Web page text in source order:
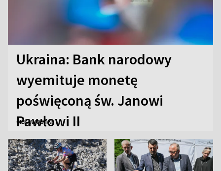
Ukraina: Bank narodowy
wyemituje monetę
poświęconą św. Janowi
Pawłowi II
CIEKAWOSTKI